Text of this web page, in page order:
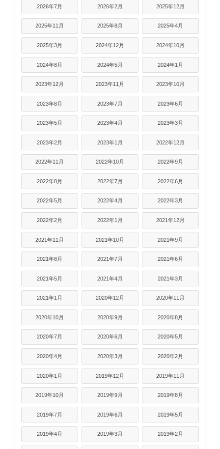
2026年7月 2026年2月 2025年12月
2025年11月 2025年8月 2025年4月
2025年3月 2024年12月 2024年10月
2024年8月 2024年5月 2024年1月
2023年12月 2023年11月 2023年10月
2023年8月 2023年7月 2023年6月
2023年5月 2023年4月 2023年3月
2023年2月 2023年1月 2022年12月
2022年11月 2022年10月 2022年9月
2022年8月 2022年7月 2022年6月
2022年5月 2022年4月 2022年3月
2022年2月 2022年1月 2021年12月
2021年11月 2021年10月 2021年9月
2021年8月 2021年7月 2021年6月
2021年5月 2021年4月 2021年3月
2021年1月 2020年12月 2020年11月
2020年10月 2020年9月 2020年8月
2020年7月 2020年6月 2020年5月
2020年4月 2020年3月 2020年2月
2020年1月 2019年12月 2019年11月
2019年10月 2019年9月 2019年8月
2019年7月 2019年6月 2019年5月
2019年4月 2019年3月 2019年2月